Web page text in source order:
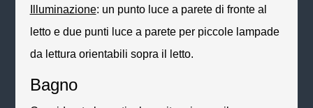
Illuminazione: un punto luce a parete di fronte al
letto e due punti luce a parete per piccole lampade
da lettura orientabili sopra il letto.
Bagno